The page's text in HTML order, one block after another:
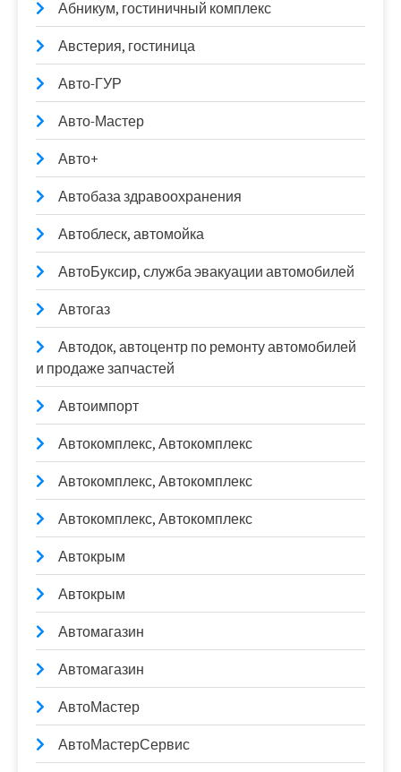
Абникум, гостиничный комплекс
Австерия, гостиница
Авто-ГУР
Авто-Мастер
Авто+
Автобаза здравоохранения
Автоблеск, автомойка
АвтоБуксир, служба эвакуации автомобилей
Автогаз
Автодок, автоцентр по ремонту автомобилей
и продаже запчастей
Автоимпорт
Автокомплекс, Автокомплекс
Автокомплекс, Автокомплекс
Автокомплекс, Автокомплекс
Автокрым
Автокрым
Автомагазин
Автомагазин
АвтоМастер
АвтоМастерСервис